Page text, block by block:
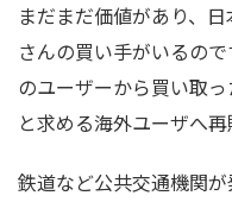
まだまだ価値があり、
さんの買い手がいるの
のユーザーから買い取
と求める海外ユーザへ
鉄道など公共交通機関